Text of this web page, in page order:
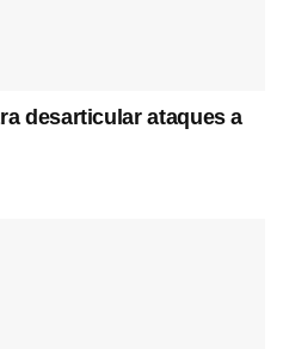
desarticular ataques a